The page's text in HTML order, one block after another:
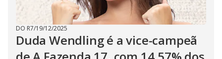
DO R7/19/12/2025
Duda Wendling é a vice-campeã